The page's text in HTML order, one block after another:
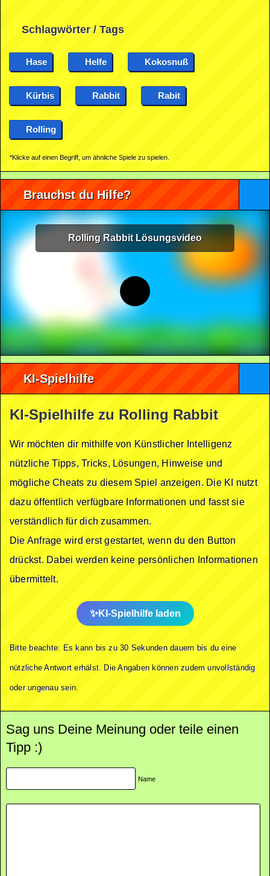
Schlagwörter / Tags
Hase Helfe Kokosnuß
Kürbis Rabbit Rabit
Rolling
*Klicke auf einen Begriff, um ähnliche Spiele zu spielen.
Brauchst du Hilfe?
Rolling Rabbit Lösungsvideo
KI-Spielhilfe
KI-Spielhilfe zu Rolling Rabbit
Wir möchten dir mithilfe von Künstlicher Intelligenz
nützliche Tipps, Tricks, Lösungen, Hinweise und
mögliche Cheats zu diesem Spiel anzeigen. Die KI nutzt
dazu öffentlich verfügbare Informationen und fasst sie
verständlich für dich zusammen.
Die Anfrage wird erst gestartet, wenn du den Button
drückst. Dabei werden keine persönlichen Informationen
übermittelt.
KI-Spielhilfe laden
Bitte beachte: Es kann bis zu 30 Sekunden dauern bis du eine
nützliche Antwort erhälst. Die Angaben können zudem unvollständig
oder ungenau sein.
Sag uns Deine Meinung oder teile einen
Tipp :)
Name